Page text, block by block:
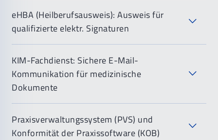
eHBA (Heilberufsausweis): Ausweis für
qualifizierte elektr. Signaturen
KIM-Fachdienst: Sichere E-Mail-
Kommunikation für medizinische
Dokumente
Praxisverwaltungssystem (PVS) und
Konformität der Praxissoftware (KOB)